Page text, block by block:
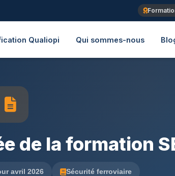
Qualiopi Qui sommes-nous
de la formation
avril 2026 Sécurité ferroviaire